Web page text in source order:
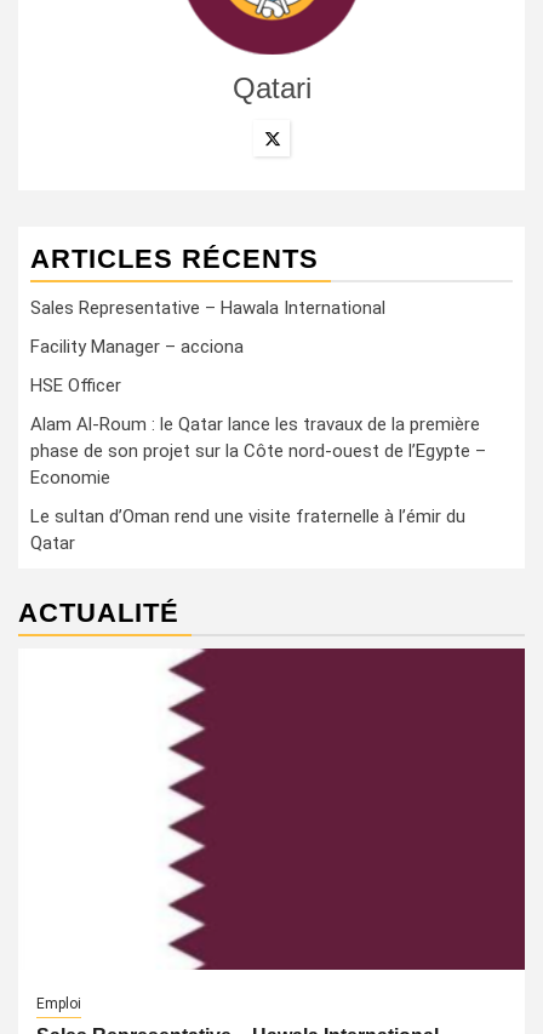
Qatari
ARTICLES RÉCENTS
Sales Representative – Hawala International
Facility Manager – acciona
HSE Officer
Alam Al-Roum : le Qatar lance les travaux de la première
phase de son projet sur la Côte nord-ouest de l’Egypte –
Economie
Le sultan d’Oman rend une visite fraternelle à l’émir du
Qatar
ACTUALITÉ
Emploi